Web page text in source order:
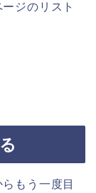
ジのリスト
もう一度目